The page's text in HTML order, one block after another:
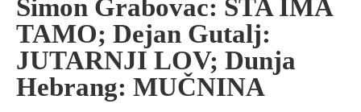
Simon Grabovac: ŠTA IMA
TAMO; Dejan Gutalj:
JUTARNJI LOV; Dunja
Hebrang: MUČNINA